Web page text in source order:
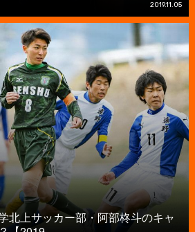
2019.11.05
北上サッカー部・阿部柊斗のキャ